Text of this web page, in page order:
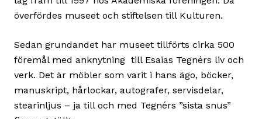
överfördes museet och stiftelsen till Kulturen.
Sedan grundandet har museet tillförts cirka 500
föremål med anknytning till Esaias Tegnérs liv och
verk. Det är möbler som varit i hans ägo, böcker,
manuskript, hårlockar, autografer, servisdelar,
stearinljus – ja till och med Tegnérs ”sista snus”